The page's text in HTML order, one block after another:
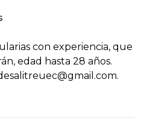
con experiencia, que
edad hasta 28 años.